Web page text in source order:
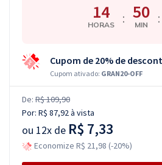
14
HORAS : 50
MIN :
Cupom de 20% de
Cupom ativado: GRAN20-OFF
De: R$ 109,90
Por: R$ 87,92à vista
ou 12x de R$ 7,33
Economize R$ 21,98 (-20%)